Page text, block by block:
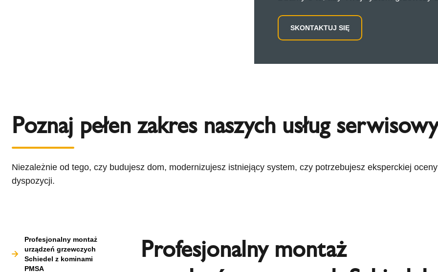
SKONTAKTUJ SIĘ
Poznaj pełen zakres naszych usług
Niezależnie od tego, czy budujesz dom, modernizujesz istniejący system, czy potrzebujesz eksperckiej
dyspozycji.
Profesjonalny montaż
urządzeń grzewczych
Schiedel z kominami
PMSA
Profesjonalny montaż